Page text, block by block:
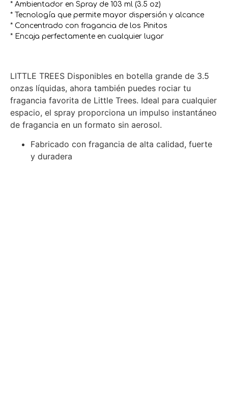
* Ambientador en Spray de 103 ml (3.5 oz)
* Tecnología que permite mayor dispersión y alcance
* Concentrado con fragancia de los Pinitos
* Encaja perfectamente en cualquier lugar
LITTLE TREES Disponibles en botella grande de 3.5
onzas líquidas, ahora también puedes rociar tu
fragancia favorita de Little Trees. Ideal para cualquier
espacio, el spray proporciona un impulso instantáneo
de fragancia en un formato sin aerosol.
Fabricado con fragancia de alta calidad, fuerte
y duradera